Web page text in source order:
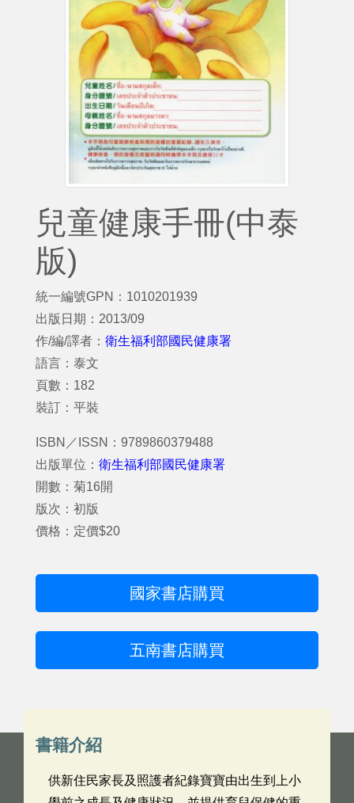
兒童健康手冊(中泰
版)
統一編號GPN：1010201939
出版日期：2013/09
作/編/譯者： 衛生福利部國民健康署
語言：泰文
頁數：182
裝訂：平裝
ISBN／ISSN：9789860379488
出版單位： 衛生福利部國民健康署
開數：菊16開
版次：初版
價格：定價$20
國家書店購買
五南書店購買
書籍介紹
供新住民家長及照護者紀錄寶寶由出生到上小